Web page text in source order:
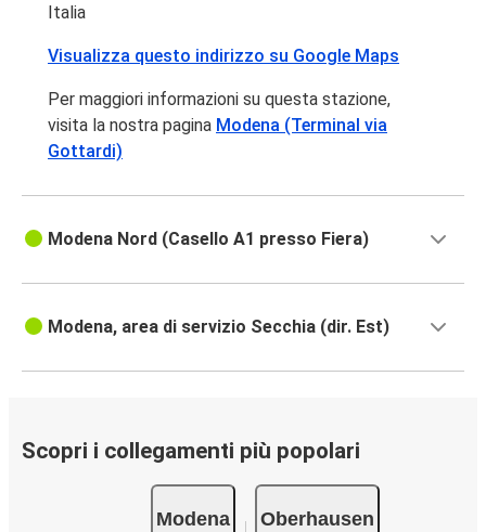
Italia
Visualizza questo indirizzo su Google Maps
Per maggiori informazioni su questa stazione,
visita la nostra pagina Modena (Terminal via
Gottardi)
Modena Nord (Casello A1 presso Fiera)
Modena, area di servizio Secchia (dir. Est)
Scopri i collegamenti più popolari
Modena Oberhausen